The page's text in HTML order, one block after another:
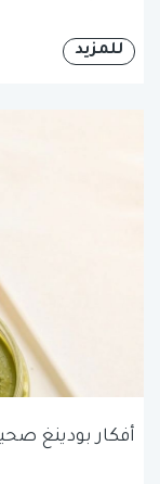
للمزيد
أفكار بودينغ